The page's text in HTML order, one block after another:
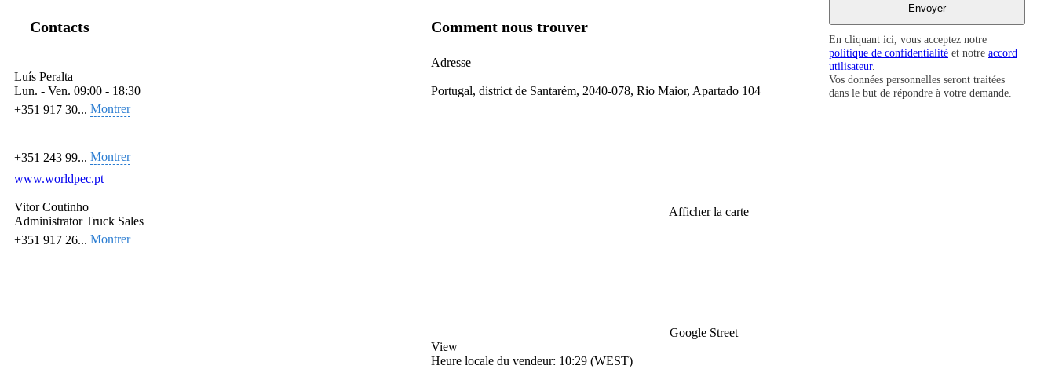
En cliquant ici, vous acceptez notre
politique de confidentialité et notre accord
utilisateur.
Vos données personnelles seront traitées
dans le but de répondre à votre demande.
Contacts
Luís Peralta
Lun. - Ven. 09:00 - 18:30
+351 917 30... Montrer
+351 243 99... Montrer
www.worldpec.pt
Vitor Coutinho
Administrator Truck Sales
+351 917 26... Montrer
Comment nous trouver
Adresse
Portugal, district de Santarém, 2040-078, Rio Maior, Apartado 104
Afficher la carte
Google Street
View
Heure locale du vendeur: 10:29 (WEST)